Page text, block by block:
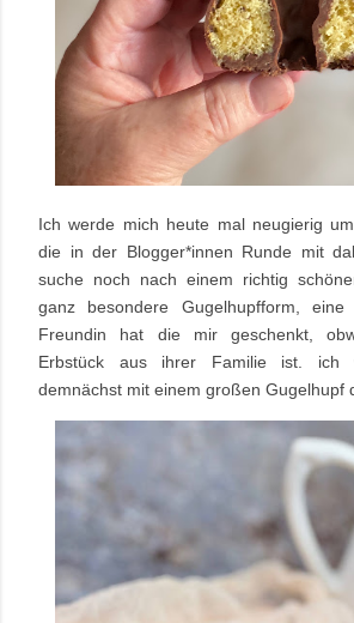
Ich werde mich heute mal neugierig
die in der Blogger*innen Runde mit
suche noch nach einem richtig
ganz besondere Gugelhupfform,
Freundin hat die mir geschenkt,
Erbstück aus ihrer Familie ist. ich
demnächst mit einem großen Gugelhupf